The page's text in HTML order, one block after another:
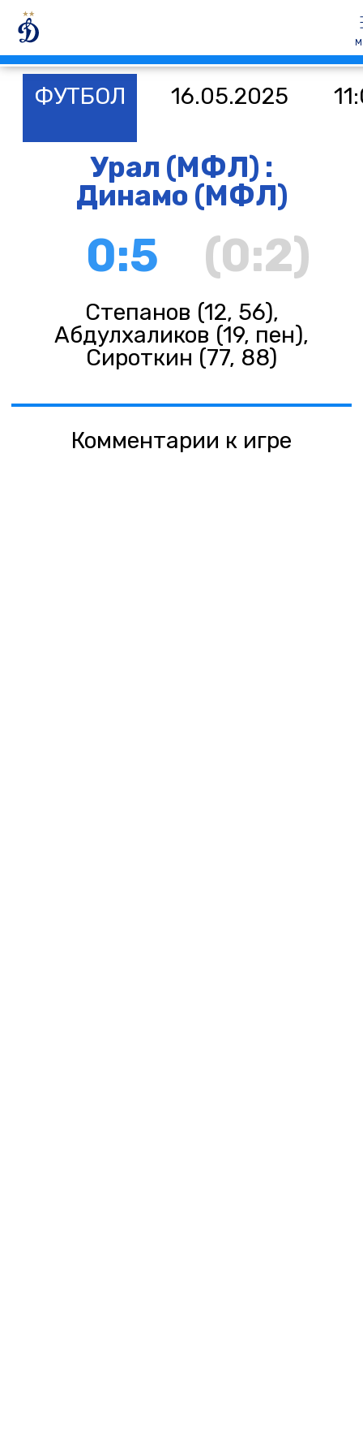
ФУТБОЛ 16.05.2025
Урал (МФЛ) :
Динамо (МФЛ)
0:5 (0:2)
Степанов (12, 56),
Абдулхаликов (19, пен),
Сироткин (77, 88)
Комментарии к игре